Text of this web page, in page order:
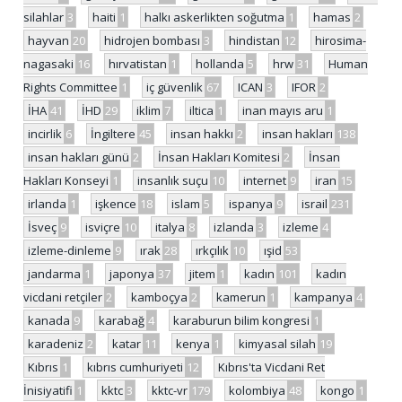
silahlar 3 haiti 1 halkı askerlikten soğutma 1 hamas 2
hayvan 20 hidrojen bombası 3 hindistan 12
hirosima-
nagasaki 16 hırvatistan 1 hollanda 5 hrw 31
Human
Rights Committee 1 iç güvenlik 67 ICAN 3 IFOR 2
İHA 41 İHD 29 iklim 7 iltica 1 inan mayıs aru 1
incirlik 6 İngiltere 45 insan hakkı 2 insan hakları 138
insan hakları günü 2 İnsan Hakları Komitesi 2
İnsan
Hakları Konseyi 1 insanlık suçu 10 internet 9 iran 15
irlanda 1 işkence 18 islam 5 ispanya 9 israil 231
İsveç 9 isviçre 10 italya 8 izlanda 3 izleme 4
izleme-dinleme 9 ırak 28 ırkçılık 10 ışid 53
jandarma 1 japonya 37 jitem 1 kadın 101
kadın
vicdani retçiler 2 kamboçya 2 kamerun 1 kampanya 4
kanada 9 karabağ 4 karaburun bilim kongresi 1
karadeniz 2 katar 11 kenya 1 kimyasal silah 19
Kıbrıs 1 kıbrıs cumhuriyeti 12
Kıbrıs'ta Vicdani Ret
İnisiyatifi 1 kktc 3 kktc-vr 179 kolombiya 48 kongo 1